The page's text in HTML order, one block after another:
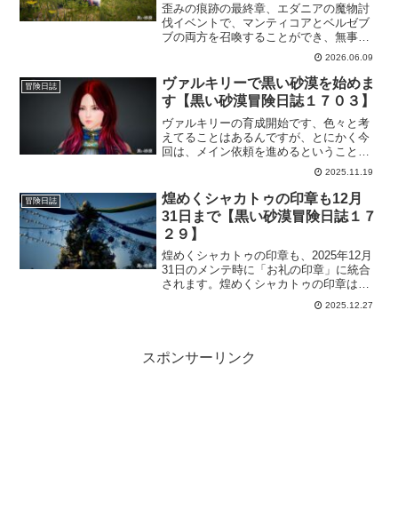
歪みの痕跡の最終章、エダニアの魔物討
伐イベントで、マンティコアとベルゼブ
ブの両方を召喚することができ、無事、
討伐することができました。エダニアの
魔物ということで弱体化されたとはい
え、かなりビビッてましたけど、倒され
ることもなく討伐完了です。
2026.06.09
冒険日誌
ヴァルキリーで黒い砂漠を始めま
す【黒い砂漠冒険日誌１７０３】
ヴァルキリーの育成開始です、色々と考
えてることはあるんですが、とにかく今
回は、メイン依頼を進めるということ
と、一般防具の外見も確認していこうと
いうのがあります。購入すればいいけ
ど、依頼や狩り場で集まるならその方が
楽しいかなと思いまして。
2025.11.19
冒険日誌
煌めくシャカトゥの印章も12月
31日まで【黒い砂漠冒険日誌１７
２９】
煌めくシャカトゥの印章も、2025年12月
31日のメンテ時に「お礼の印章」に統合
されます。煌めくシャカトゥの印章は、
真Ⅲアクセサリーと交換できるので、ま
だ欲しいものがある冒険者さんは、統合
2025.12.27
スポンサーリンク